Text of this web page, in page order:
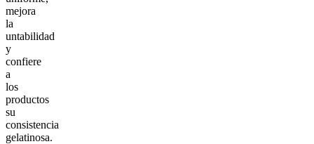
mejora
la
untabilidad
y
confiere
a
los
productos
su
consistencia
gelatinosa.